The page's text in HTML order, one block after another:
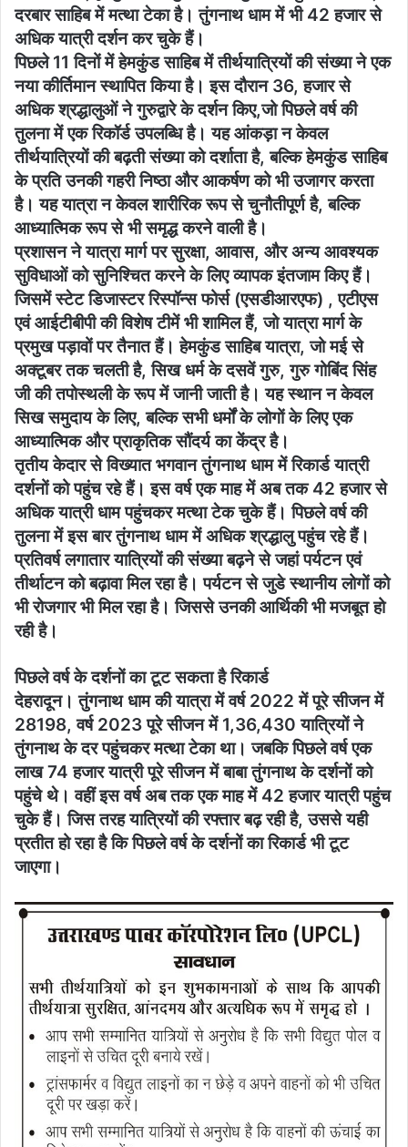
दरबार साहिब में मत्था टेका है। तुंगनाथ धाम में भी 42 हजार से
अधिक यात्री दर्शन कर चुके हैं।
पिछले 11 दिनों में हेमकुंड साहिब में तीर्थयात्रियों की संख्या ने एक
नया कीर्तिमान स्थापित किया है। इस दौरान 36, हजार से
अधिक श्रद्धालुओं ने गुरुद्वारे के दर्शन किए,जो पिछले वर्ष की
तुलना में एक रिकॉर्ड उपलब्धि है। यह आंकड़ा न केवल
तीर्थयात्रियों की बढ़ती संख्या को दर्शाता है, बल्कि हेमकुंड साहिब
के प्रति उनकी गहरी निष्ठा और आकर्षण को भी उजागर करता
है। यह यात्रा न केवल शारीरिक रूप से चुनौतीपूर्ण है, बल्कि
आध्यात्मिक रूप से भी समृद्ध करने वाली है।
प्रशासन ने यात्रा मार्ग पर सुरक्षा, आवास, और अन्य आवश्यक
सुविधाओं को सुनिश्चित करने के लिए व्यापक इंतजाम किए हैं।
जिसमें स्टेट डिजास्टर रिस्पॉन्स फोर्स (एसडीआरएफ) , एटीएस
एवं आईटीबीपी की विशेष टीमें भी शामिल हैं, जो यात्रा मार्ग के
प्रमुख पड़ावों पर तैनात हैं। हेमकुंड साहिब यात्रा, जो मई से
अक्टूबर तक चलती है, सिख धर्म के दसवें गुरु, गुरु गोबिंद सिंह
जी की तपोस्थली के रूप में जानी जाती है। यह स्थान न केवल
सिख समुदाय के लिए, बल्कि सभी धर्मों के लोगों के लिए एक
आध्यात्मिक और प्राकृतिक सौंदर्य का केंद्र है।
तृतीय केदार से विख्यात भगवान तुंगनाथ धाम में रिकार्ड यात्री
दर्शनों को पहुंच रहे हैं। इस वर्ष एक माह में अब तक 42 हजार से
अधिक यात्री धाम पहुंचकर मत्था टेक चुके हैं। पिछले वर्ष की
तुलना में इस बार तुंगनाथ धाम में अधिक श्रद्धालु पहुंच रहे हैं।
प्रतिवर्ष लगातार यात्रियों की संख्या बढ़ने से जहां पर्यटन एवं
तीर्थाटन को बढ़ावा मिल रहा है। पर्यटन से जुडे स्थानीय लोगों को
भी रोजगार भी मिल रहा है। जिससे उनकी आर्थिकी भी मजबूत हो
रही है।
पिछले वर्ष के दर्शनों का टूट सकता है रिकार्ड
देहरादून। तुंगनाथ धाम की यात्रा में वर्ष 2022 में पूरे सीजन में
28198, वर्ष 2023 पूरे सीजन में 1,36,430 यात्रियों ने
तुंगनाथ के दर पहुंचकर मत्था टेका था। जबकि पिछले वर्ष एक
लाख 74 हजार यात्री पूरे सीजन में बाबा तुंगनाथ के दर्शनों को
पहुंचे थे। वहीं इस वर्ष अब तक एक माह में 42 हजार यात्री पहुंच
चुके हैं। जिस तरह यात्रियों की रफ्तार बढ़ रही है, उससे यही
प्रतीत हो रहा है कि पिछले वर्ष के दर्शनों का रिकार्ड भी टूट
जाएगा।